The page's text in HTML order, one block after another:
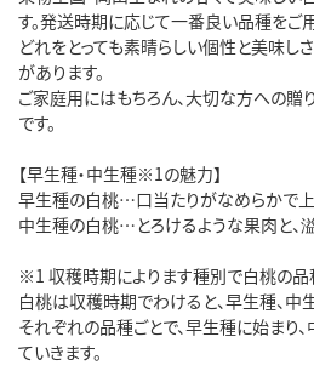
す。発送時期に応じて一番良い品種をご
どれをとっても素晴らしい個性と美味し
があります。
ご家庭用にはもちろん、大切な方への贈
です。
【早生種・中生種※1の魅力】
早生種の白桃…口当たりがなめらかで上
中生種の白桃…とろけるような果肉と、
※1 収穫時期によります種別で白桃の品
白桃は収穫時期でわけると、早生種、中
それぞれの品種ごとで、早生種に始まり
ていきます。